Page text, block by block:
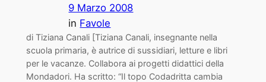
9 Marzo 2008
in Favole
di Tiziana Canali [Tiziana Canali, insegnante nella
scuola primaria, è autrice di sussidiari, letture e libri
per le vacanze. Collabora ai progetti didattici della
Mondadori. Ha scritto: “Il topo Codadritta cambia